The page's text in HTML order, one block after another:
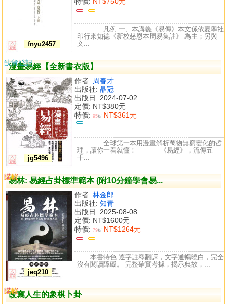
fnyu2457
凡例 一、本講義《易傳》本文係依夏學社
印行來知德《新校慈恩本周易集註》 為主；另與
文...
漫畫易經【全新書衣版】
jg5496
作者: 周春才
出版社: 晶冠
出版日: 2024-07-02
定價: NT$380元
特價: 95折 NT$361元
缺貨登記
全球第一本用漫畫解析萬物無窮變化的哲
理，讓你一看就懂！ 《易經》，流傳五
千...
易林: 易經占卦標準範本 (附10分鐘學會易...
jeq210
作者: 林金郎
出版社: 知青
出版日: 2025-08-08
定價: NT$1600元
特價: 79折 NT$1264元
購買
比較
本書特色 逐字註釋翻譯，文字通暢曉白，完全
沒有閱讀障礙。 完整確實考據，揭示典故，...
改寫人生的象棋卜卦
購買
比較